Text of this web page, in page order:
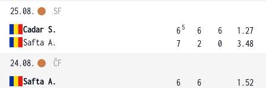
25.08.
Cadar S.
Safta A.
SF
6 5
7
6
2
6
0
1.27
3.48
24.08.
Safta A.
ČF
6
6
1.52